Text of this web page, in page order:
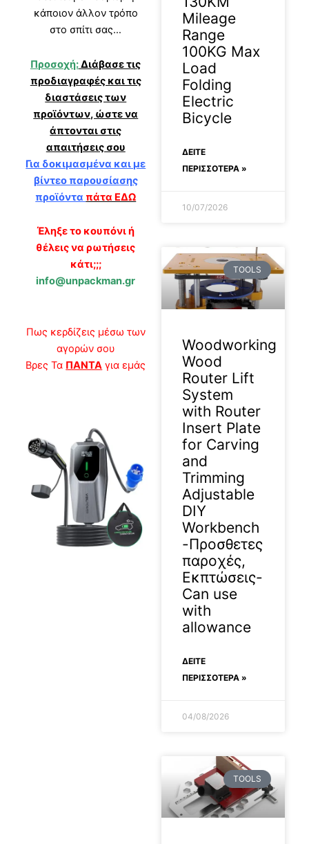
κάποιον άλλον τρόπο
στο σπίτι σας…
Προσοχή:Διάβασε τις
προδιαγραφές και τις
διαστάσεις των
προϊόντων, ώστε να
άπτονται στις
απαιτήσεις σου
Για δοκιμασμένα και με
βίντεο παρουσίασης
προϊόντα πάτα ΕΔΩ
Έληξε το κουπόνι ή
θέλεις να ρωτήσεις
κάτι;;;
info@unpackman.gr
Πως κερδίζεις μέσω των
αγορών σου
Βρες Τα ΠΑΝΤΑ για εμάς
Mileage
Range
100KG Max
Load
Folding
Electric
Bicycle
ΔΕΊΤΕ
ΠΕΡΙΣΣΟΤΕΡΑ »
10/07/2026
TOOLS
Woodworking
Wood
Router Lift
System
with Router
Insert Plate
for Carving
and
Trimming
Adjustable
DIY
Workbench
-Προσθετες
παροχές,
Εκπτώσεις-
Can use
with
allowance
ΔΕΊΤΕ
ΠΕΡΙΣΣΟΤΕΡΑ »
04/08/2026
TOOLS